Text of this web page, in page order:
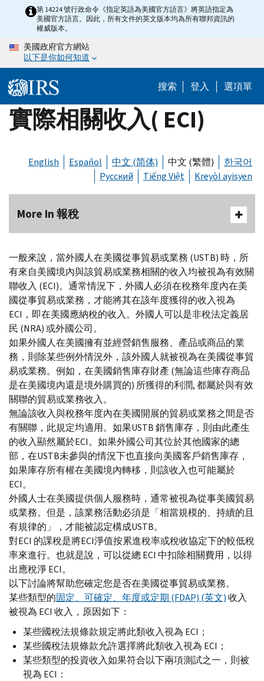
content
第 14224 號行政命令《指定英語為美國官方語言》將英語指定為
美國官方語言。因此，所有文件的英文版本均為所有聯邦資訊的
權威版本。
美國政府官方網站
以下是你如何知道
搜索 登入 選項單
實際相關收入( ECI)
English Español 中文 (简体) 中文 (繁體)
한국어
Русский
Tiếng Việt Kreyòl ayisyen
More In 報稅
一般來說，當外國人在美國從事貿易或業務 (USTB) 時，所
有來自美國境內與該貿易或業務相關的收入均被視為有效關
聯收入 (ECI)。通常情況下，外國人必須在稅務年度內在美
國從事貿易或業務，才能將其在該年度獲得的收入視為
ECI，即在美國應納稅的收入。外國人可以是非稅法定義居
民 (NRA) 或外國公司。
如果外國人在美國擁有並經營銷售服務、產品或商品的業
務，則除某些例外情況外，該外國人就被視為在美國從事貿
易或業務。例如，在美國銷售庫存財產 (無論這些庫存商品
是在美國境內還是境外購買的) 所獲得的利潤, 都屬於與有效
關聯的貿易或業務收入。
無論該收入與稅務年度內在美國開展的貿易或業務之間是否
有關聯，此規定均適用。如果USTB 銷售庫存，則由此產生
的收入顯然屬於ECI。如果外國公司其位於其他國家的總
部，在USTB未參與的情況下也直接向美國客戶銷售庫存，
如果庫存所有權在美國境內轉移，則該收入也可能屬於
ECI。
外國人士在美國提供個人服務時，通常被視為從事美國貿易
或業務。但是，該業務活動必須是「相當規模的、持續的且
有規律的」，才能被認定構成USTB。
對ECI 的課稅是將ECI淨值按累進稅率或稅收協定下的較低稅
率來進行。也就是說，可以從總 ECI 中扣除相關費用，以得
出應稅淨 ECI。
以下討論將幫助您確定您是否在美國從事貿易或業務。
某些類型的固定、可確定、年度或定期 (FDAP) (英文)收入
被視為 ECI 收入，原因如下：
某些國稅法規條款規定將此類收入視為 ECI；
某些國稅法規條款允許選擇將此類收入視為 ECI；
某些類型的投資收入如果符合以下兩項測試之一，則被
視為 ECI：